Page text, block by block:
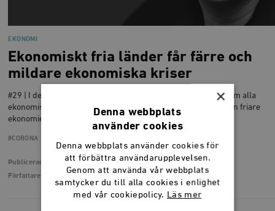
EKONOMI
Ekonomiskt fria länder får färre och
mildare ekonomiska kriser
#29 | I denna rapport går professor Christian Bjørnskov igenom alla
ekonomiska kriser sedan 1993, och kan visa att länder med en friare
ekonomier har lägre risk för en djup…
#CORONA
Publicerad
11 november 2020
Författare Christian Bjørnskov
×
Denna webbplats
använder cookies
Denna webbplats använder cookies för
att förbättra användarupplevelsen.
Genom att använda vår webbplats
samtycker du till alla cookies i enlighet
med vår cookiepolicy. Läs mer